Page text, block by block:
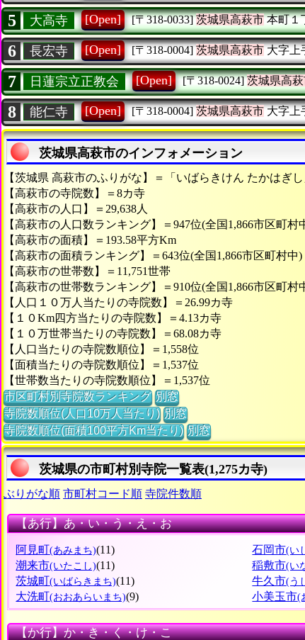
5 大高寺 [Open] [〒318-0033] 茨城県高萩市本町１
6 長宏寺 [Open] [〒318-0004] 茨城県高萩市大字上
7 日蓮宗立正教会 [Open] [〒318-0024] 茨城県高
8 能仁寺 [Open] [〒318-0004] 茨城県高萩市大字上
茨城県高萩市のインフォメーション
【茨城県 高萩市のふりがな】＝「いばらきけん たかはぎし
【高萩市の寺院数】＝8カ寺
【高萩市の人口】＝29,638人
【高萩市の人口数ランキング】＝947位(全国1,866市区町村
【高萩市の面積】＝193.58平方Km
【高萩市の面積ランキング】＝643位(全国1,866市区町村中)
【高萩市の世帯数】＝11,751世帯
【高萩市の世帯数ランキング】＝910位(全国1,866市区町村
【人口１０万人当たりの寺院数】＝26.99カ寺
【１０Km四方当たりの寺院数】＝4.13カ寺
【１０万世帯当たりの寺院数】＝68.08カ寺
【人口当たりの寺院数順位】＝1,558位
【面積当たりの寺院数順位】＝1,537位
【世帯数当たりの寺院数順位】＝1,537位
市区町村別寺院数ランキング 別窓
寺院数順位(人口10万人当たり) 別窓
寺院数順位(面積100平方Km当たり) 別窓
茨城県の市町村別寺院一覧表(1,275カ寺)
ぶりがな順 市町村コード順 寺院件数順
【あ行】あ・い・う・え・お
阿見町(あみまち)(11) 石岡市(い
潮来市(いたこし)(11) 稲敷市(い
茨城町(いばらきまち)(11) 牛久市(う
大洗町(おおあらいまち)(9) 小美玉市(
【か行】か・き・く・け・こ